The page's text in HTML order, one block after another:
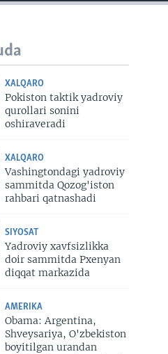
XALQARO
Pokiston taktik yadroviy
qurollari sonini
oshiraveradi
XALQARO
Vashingtondagi yadroviy
sammitda Qozog'iston
rahbari qatnashadi
SIYOSAT
Yadroviy xavfsizlikka
doir sammitda Pxenyan
diqqat markazida
AMERIKA
Obama: Argentina,
Shveysariya, O'zbekiston
boyitilgan urandan